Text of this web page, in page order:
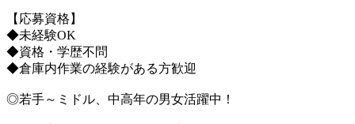
【応募資格】
◆未経験OK
◆資格・学歴不問
◆倉庫内作業の経験がある方歓迎
◎若手～ミドル、中高年の男女活躍中！